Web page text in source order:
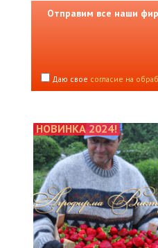
Отправим все наши
Даю свое согласие на
НОВИНКА 2024!